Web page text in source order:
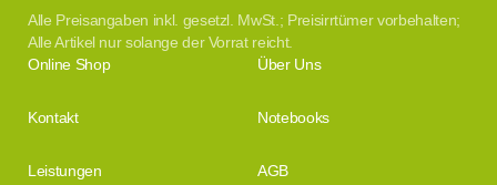
Alle Preisangaben inkl. gesetzl. MwSt.; Preisirrtümer vorbehalten;
Alle Artikel nur solange der Vorrat reicht.
Online Shop Über Uns
Kontakt Notebooks
Leistungen AGB